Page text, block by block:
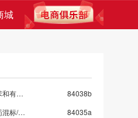
城
标准溶液/丙酮中24种氯苯和有机氯混标
84038b
标准溶液/甲醇中11种兽药混标/SN/T 5724-2025-9
84035a